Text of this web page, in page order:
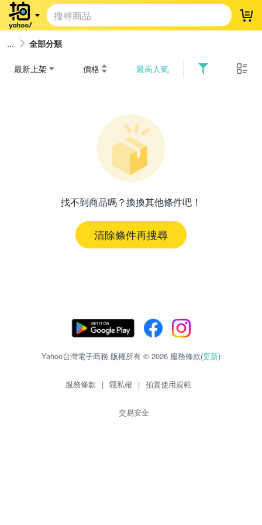
登
全部分類
最新上架 價格 最高人氣
找不到商品嗎？換換其他條件吧！
清除條件再搜尋
Yahoo台灣電子商務 版權所有 © 2026 服務條款(更新)
服務條款 | 隱私權 | 拍賣使用規範
交易安全